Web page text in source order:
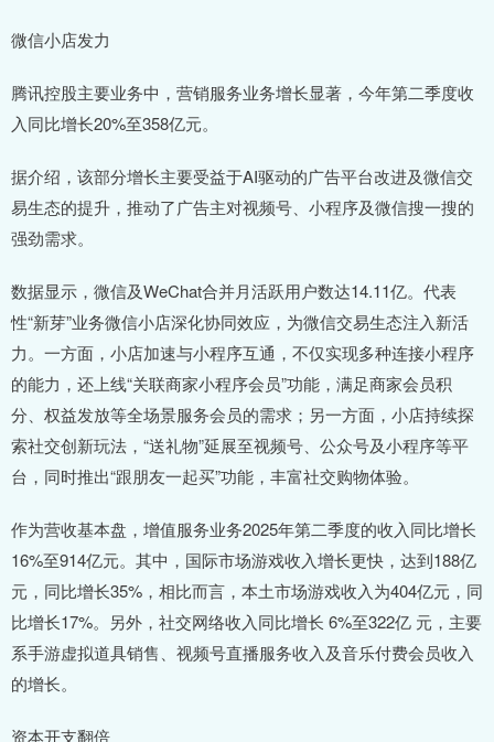
微信小店发力
腾讯控股主要业务中，营销服务业务增长显著，今年第二季度收
入同比增长20%至358亿元。
据介绍，该部分增长主要受益于AI驱动的广告平台改进及微信交
易生态的提升，推动了广告主对视频号、小程序及微信搜一搜的
强劲需求。
数据显示，微信及WeChat合并月活跃用户数达14.11亿。代表
性“新芽”业务微信小店深化协同效应，为微信交易生态注入新活
力。一方面，小店加速与小程序互通，不仅实现多种连接小程序
的能力，还上线“关联商家小程序会员”功能，满足商家会员积
分、权益发放等全场景服务会员的需求；另一方面，小店持续探
索社交创新玩法，“送礼物”延展至视频号、公众号及小程序等平
台，同时推出“跟朋友一起买”功能，丰富社交购物体验。
作为营收基本盘，增值服务业务2025年第二季度的收入同比增长
16%至914亿元。其中，国际市场游戏收入增长更快，达到188亿
元，同比增长35%，相比而言，本土市场游戏收入为404亿元，同
比增长17%。另外，社交网络收入同比增长 6%至322亿 元，主要
系手游虚拟道具销售、视频号直播服务收入及音乐付费会员收入
的增长。
资本开支翻倍